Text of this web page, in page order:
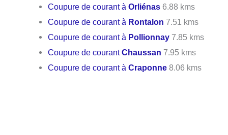
Coupure de courant àOrliénas 6.88 kms
Coupure de courant à Rontalon 7.51 kms
Coupure de courant à Pollionnay 7.85 kms
Coupure de courantChaussan 7.95 kms
Coupure de courant àCraponne 8.06 kms